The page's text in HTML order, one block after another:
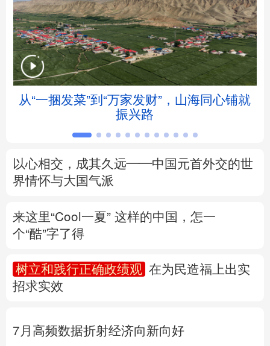
北京 天津 河北 山西
辽宁 吉林 上海 江苏
浙江 安徽 福建 江西
四川 贵州
陕西 甘肃 青海
新疆
多语种频道
English Español Français
从“一捆发菜”到“万家发财”，山海同心铺就
振兴路
以心相交，成其久远——中国元首外交的世
界情怀与大国气派
来这里“Cool一夏” 这样的中国，怎一
个“酷”字了得
树立和践行正确政绩观
在为民造福上出实
招求实效
7月高频数据折射经济向新向好